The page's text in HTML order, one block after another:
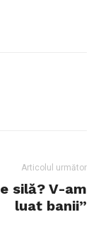
Articolul următor
silă? V-am
luat banii”